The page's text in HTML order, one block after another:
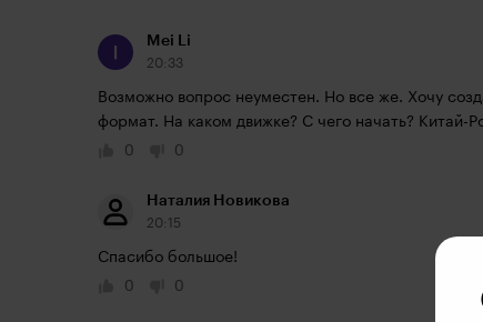
Mei Li
20:33
Возможно вопрос неуместен. Но все же. Хочу
формат. На каком движке? С чего начать? Китай-
0
0
Наталия Новикова
20:15
Спасибо большое!
0
0